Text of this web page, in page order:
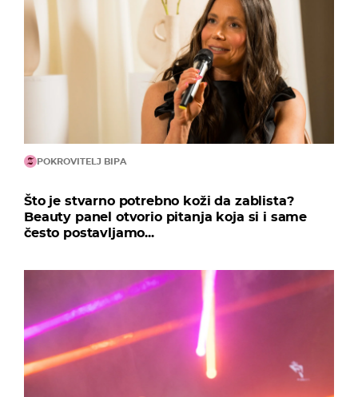
POKROVITELJ BIPA
Što je stvarno potrebno koži da zablista?
Beauty panel otvorio pitanja koja si i same
često postavljamo...